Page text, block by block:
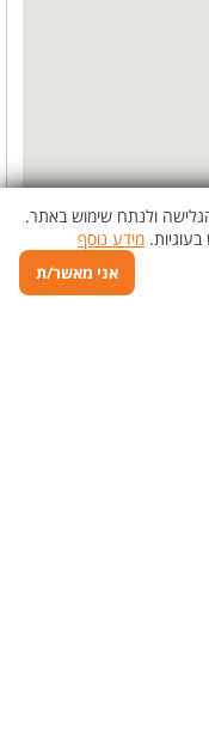
ולנתח שימוש באתר.
מידע נוסף
אני מאשר/ת